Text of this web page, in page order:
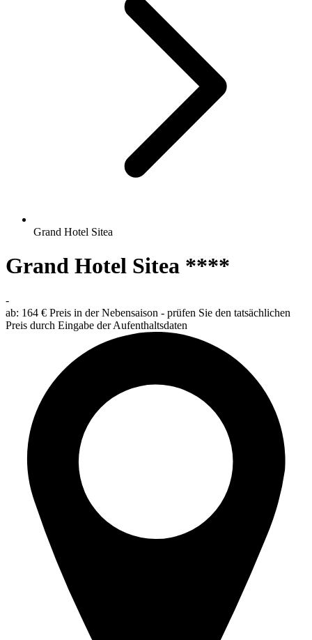
Grand Hotel Sitea
Grand Hotel Sitea ****
-
ab: 164 € Preis in der Nebensaison - prüfen Sie den tatsächlichen
Preis durch Eingabe der Aufenthaltsdaten